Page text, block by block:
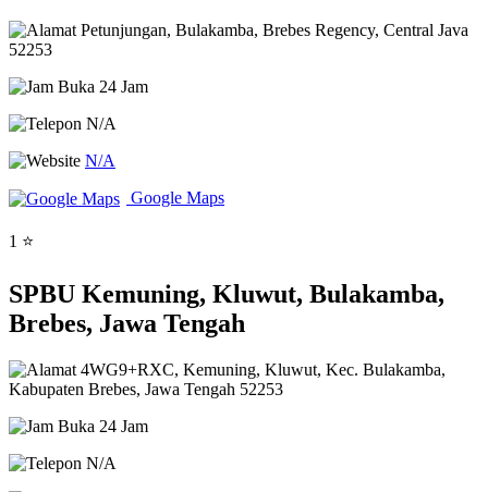
Petunjungan, Bulakamba, Brebes Regency, Central Java
52253
Buka 24 Jam
N/A
N/A
Google Maps
1 ⭐
SPBU Kemuning, Kluwut, Bulakamba,
Brebes, Jawa Tengah
4WG9+RXC, Kemuning, Kluwut, Kec. Bulakamba,
Kabupaten Brebes, Jawa Tengah 52253
Buka 24 Jam
N/A